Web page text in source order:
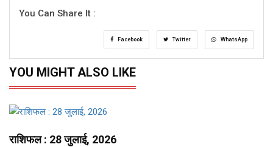
You Can Share It :
Facebook Twitter WhatsApp
YOU MIGHT ALSO LIKE
राशिफल : 28 जुलाई, 2026